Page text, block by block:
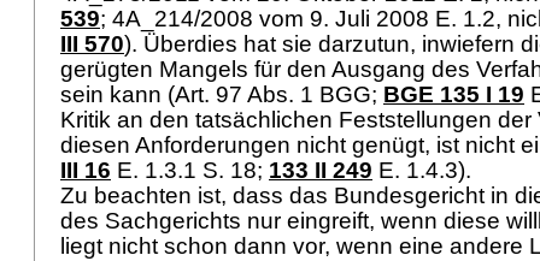
539; 4A_214/2008 vom 9. Juli 2008 E. 1.2,
III 570). Überdies hat sie darzutun, inwiefern
gerügten Mangels für den Ausgang des
sein kann (Art. 97 Abs. 1 BGG; BGE 135 I 19
Kritik an den tatsächlichen Feststellungen der
diesen Anforderungen nicht genügt, ist nicht
III 16 E. 1.3.1 S. 18; 133 II 249 E. 1.4.3).
Zu beachten ist, dass das Bundesgericht in
des Sachgerichts nur eingreift, wenn diese
liegt nicht schon dann vor, wenn eine andere